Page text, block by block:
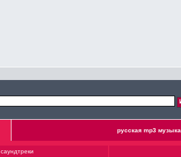
русская mp3 музыка
саундтреки